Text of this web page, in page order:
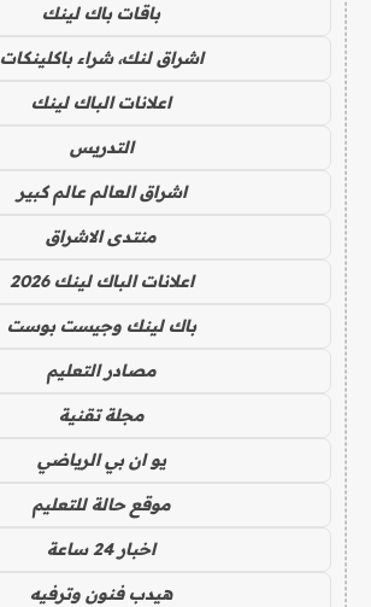
باقات باك لينك
اشراق لنك، شراء باكلينكات
اعلانات الباك لينك
التدريس
اشراق العالم عالم كبير
منتدى الاشراق
اعلانات الباك لينك 2026
باك لينك وجيست بوست
مصادر التعليم
مجلة تقنية
يو ان بي الرياضي
موقع حالة للتعليم
اخبار 24 ساعة
هيدب فنون وترفيه